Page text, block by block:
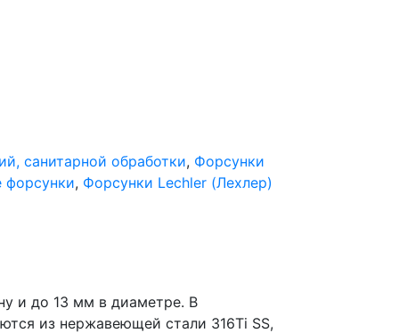
санитарной обработки, Форсунки
форсунки, Форсунки Lechler (Лехлер)
и до 13 мм в диаметре. В
из нержавеющей стали 316Ti SS,